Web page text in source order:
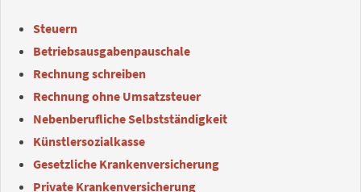
Steuern
Betriebsausgabenpauschale
Rechnung schreiben
Rechnung ohne Umsatzsteuer
Nebenberufliche Selbstständigkeit
Künstlersozialkasse
Gesetzliche Krankenversicherung
Private Krankenversicherung